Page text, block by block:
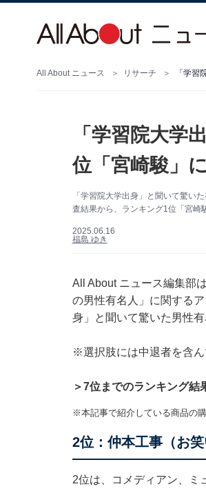
All About ニュース リサーチ 「学習
「学習院大学
位「宮崎駿」
「学習院大学出身」と聞いて驚い
査結果から、ランキング1位「宮崎
2025.06.16
福島 ゆき
All About ニュース編集部
の男性有名人」に関する
身」と聞いて驚いた男性
※選択肢には中退者を含ん
＞7位までのランキング結
※本記事で紹介している商品の
2位：仲本工事（お
2位は、コメディアン、ミ